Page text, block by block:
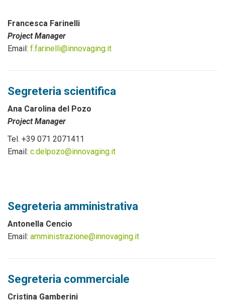
Francesca Farinelli
Project Manager
Email: f.farinelli@innovaging.it
Segreteria scientifica
Ana Carolina del Pozo
Project Manager
Tel. +39 071 2071411
Email: c.delpozo@innovaging.it
Segreteria amministrativa
Antonella Cencio
Email: amministrazione@innovaging.it
Segreteria commerciale
Cristina Gamberini